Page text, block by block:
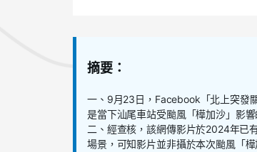
摘要：
一、9月23日，Facebook「北上突發
是當下汕尾車站受颱風「樺加沙」影響
二、經查核，該網傳影片於2024年已
場景，可知影片並非攝於本次颱風「樺